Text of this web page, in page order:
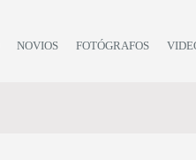
NOVIOS FOTÓGRAFOS